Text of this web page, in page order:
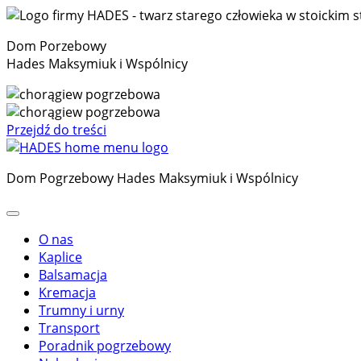
Dom Porzebowy
Hades Maksymiuk i Wspólnicy
Przejdź do treści
Dom Pogrzebowy Hades Maksymiuk i Wspólnicy
O nas
Kaplice
Balsamacja
Kremacja
Trumny i urny
Transport
Poradnik pogrzebowy